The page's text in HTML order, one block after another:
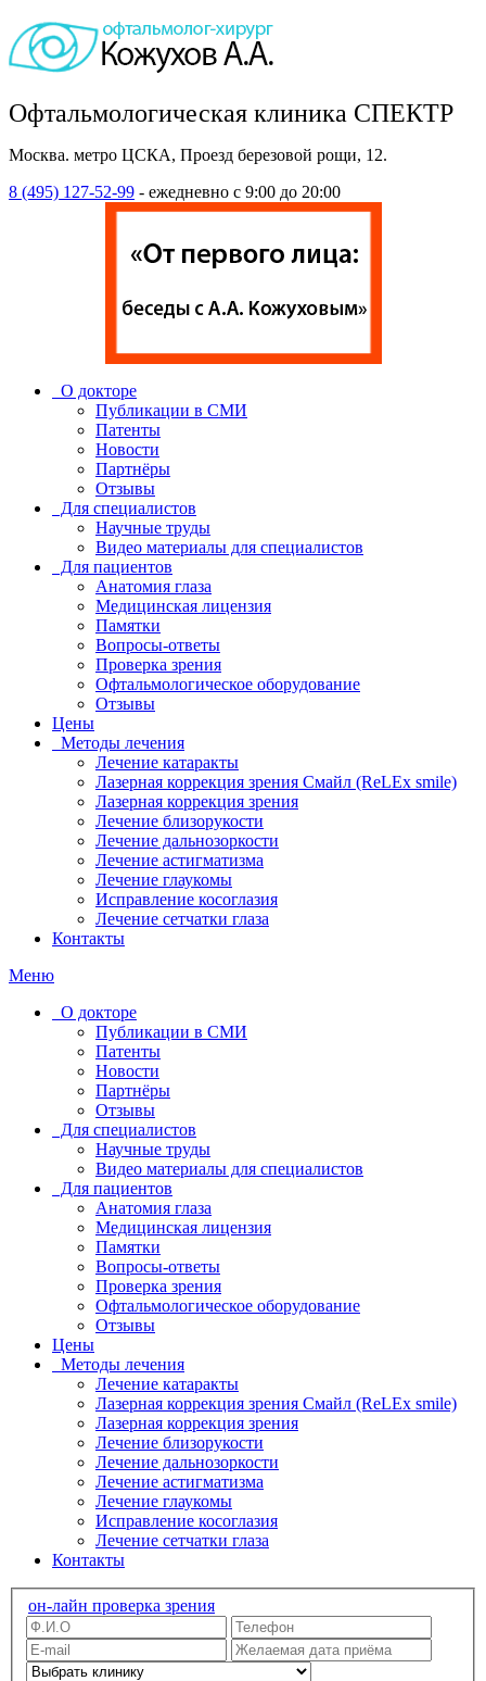
Офтальмологическая клиника СПЕКТР
Москва. метро ЦСКА, Проезд березовой рощи, 12.
8 (495) 127-52-99 - ежедневно с 9:00 до 20:00
О докторе
Публикации в СМИ
Патенты
Новости
Партнёры
Отзывы
Для специалистов
Научные труды
Видео материалы для специалистов
Для пациентов
Анатомия глаза
Медицинская лицензия
Памятки
Вопросы-ответы
Проверка зрения
Офтальмологическое оборудование
Отзывы
Цены
Методы лечения
Лечение катаракты
Лазерная коррекция зрения Смайл (ReLEx smile)
Лазерная коррекция зрения
Лечение близорукости
Лечение дальнозоркости
Лечение астигматизма
Лечение глаукомы
Исправление косоглазия
Лечение сетчатки глаза
Контакты
Меню
О докторе
Публикации в СМИ
Патенты
Новости
Партнёры
Отзывы
Для специалистов
Научные труды
Видео материалы для специалистов
Для пациентов
Анатомия глаза
Медицинская лицензия
Памятки
Вопросы-ответы
Проверка зрения
Офтальмологическое оборудование
Отзывы
Цены
Методы лечения
Лечение катаракты
Лазерная коррекция зрения Смайл (ReLEx smile)
Лазерная коррекция зрения
Лечение близорукости
Лечение дальнозоркости
Лечение астигматизма
Лечение глаукомы
Исправление косоглазия
Лечение сетчатки глаза
Контакты
он-лайн проверка зрения